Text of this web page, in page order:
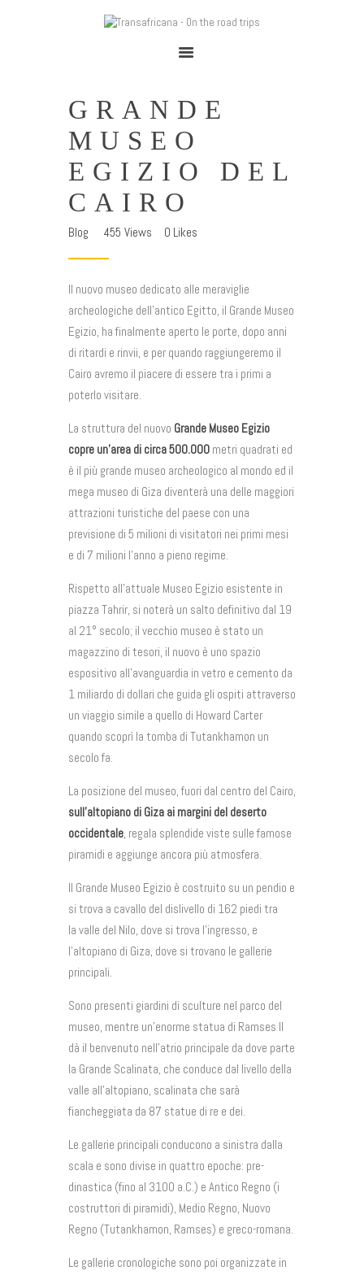
TRANSAFRICANA - ON THE ROAD TRIPS
Home
Trans-Sahariana 2024
Viaggia Con Noi
Chi Siamo
Blog
GRANDE
MUSEO
EGIZIO DEL
CAIRO
Blog 455 Views 0 Likes
Il nuovo museo dedicato alle meraviglie
archeologiche dell’antico Egitto, il Grande Museo
Egizio, ha finalmente aperto le porte, dopo anni
di ritardi e rinvii, e per quando raggiungeremo il
Cairo avremo il piacere di essere tra i primi a
poterlo visitare.
La struttura del nuovo Grande Museo Egizio
copre un’area di circa 500.000 metri quadrati ed
è il più grande museo archeologico al mondo ed il
mega museo di Giza diventerà una delle maggiori
attrazioni turistiche del paese con una
previsione di 5 milioni di visitatori nei primi mesi
e di 7 milioni l’anno a pieno regime.
Rispetto all’attuale Museo Egizio esistente in
piazza Tahrir, si noterà un salto definitivo dal 19
al 21° secolo; il vecchio museo è stato un
magazzino di tesori, il nuovo è uno spazio
espositivo all’avanguardia in vetro e cemento da
1 miliardo di dollari che guida gli ospiti attraverso
un viaggio simile a quello di Howard Carter
quando scoprì la tomba di Tutankhamon un
secolo fa.
La posizione del museo, fuori dal centro del Cairo,
sull’altopiano di Giza ai margini del deserto
occidentale, regala splendide viste sulle famose
piramidi e aggiunge ancora più atmosfera.
Il Grande Museo Egizio è costruito su un pendio e
si trova a cavallo del dislivello di 162 piedi tra
la valle del Nilo, dove si trova l’ingresso, e
l’altopiano di Giza, dove si trovano le gallerie
principali.
Sono presenti giardini di sculture nel parco del
museo, mentre un’enorme statua di Ramses II
dà il benvenuto nell’atrio principale da dove parte
la Grande Scalinata, che conduce dal livello della
valle all’altopiano, scalinata che sarà
fiancheggiata da 87 statue di re e dei.
Le gallerie principali conducono a sinistra dalla
scala e sono divise in quattro epoche: pre-
dinastica (fino al 3100 a.C.) e Antico Regno (i
costruttori di piramidi), Medio Regno, Nuovo
Regno (Tutankhamon, Ramses) e greco-romana.
Le gallerie cronologiche sono poi organizzate in